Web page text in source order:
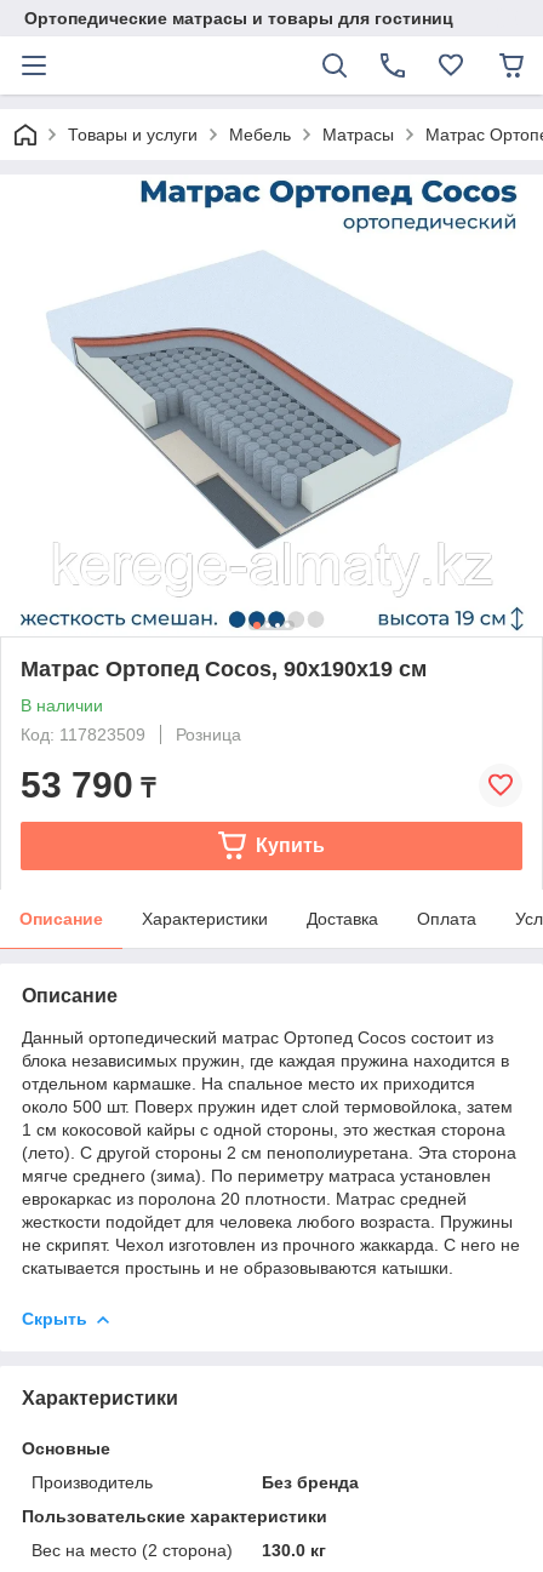
Ортопедические матрасы и товары для гостиниц
Товары и услуги Мебель Матрасы Матрас
Матрас Ортопед Cocos, 90x190x19 см
В наличии
Код: 117823509
Розница
53 790 ₸
Купить
Описание Характеристики Доставка Оплата
Описание
Данный ортопедический матрас Ортопед Cocos состоит из
блока независимых пружин, где каждая пружина находится в
отдельном кармашке. На спальное место их приходится
около 500 шт. Поверх пружин идет слой термовойлока, затем
1 см кокосовой кайры c одной стороны, это жесткая сторона
(лето). С другой стороны 2 см пенополиуретана. Эта сторона
мягче среднего (зима). По периметру матраса установлен
еврокаркас из поролона 20 плотности. Матрас средней
жесткости подойдет для человека любого возраста. Пружины
не скрипят. Чехол изготовлен из прочного жаккарда. С него не
скатывается простынь и не образовываются катышки.
Скрыть
Характеристики
Основные
Производитель
Без бренда
Пользовательские характеристики
Вес на место (2 сторона)
130.0 кг